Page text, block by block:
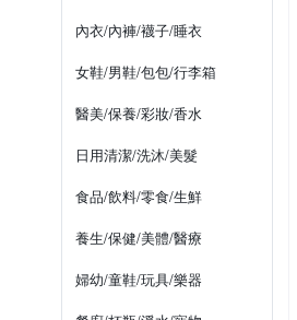
內衣/內褲/襪子/睡衣
女鞋/男鞋/包包/行李箱
醫美/保養/彩妝/香水
日用清潔/洗沐/美髮
食品/飲料/零食/生鮮
養生/保健/美體/醫療
婦幼/童鞋/玩具/樂器